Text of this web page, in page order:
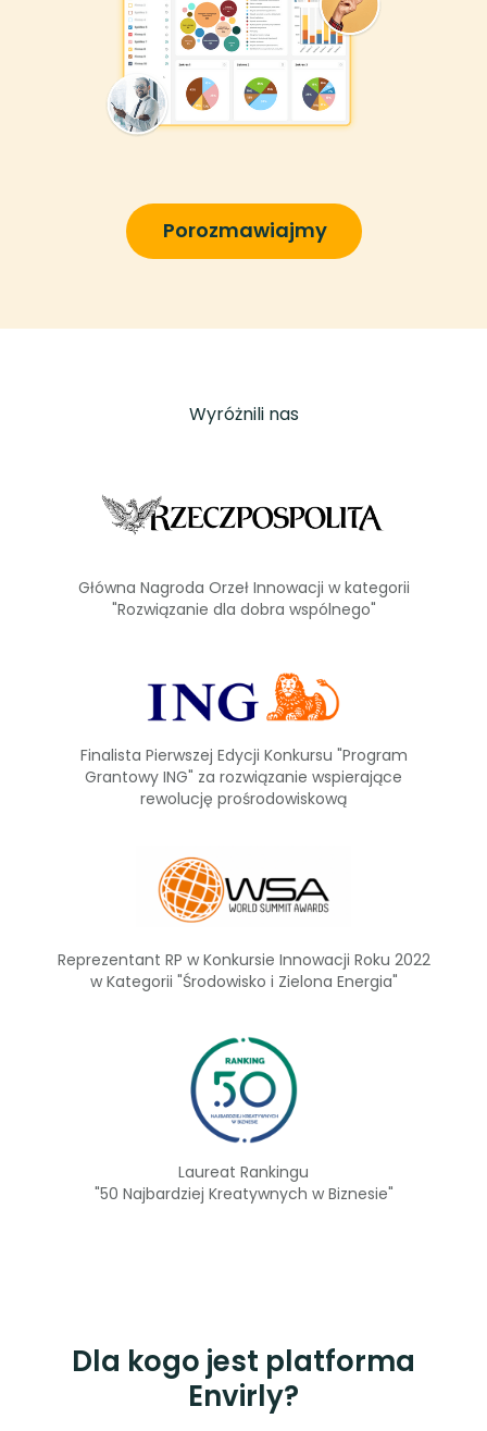
Porozmawiajmy
Wyróżnili nas
Główna Nagroda Orzeł Innowacji w kategorii
"Rozwiązanie dla dobra wspólnego"
Finalista Pierwszej Edycji Konkursu "Program
Grantowy ING" za rozwiązanie wspierające
rewolucję prośrodowiskową
Reprezentant RP w Konkursie Innowacji Roku 2022
w Kategorii "Środowisko i Zielona Energia"
Laureat Rankingu
"50 Najbardziej Kreatywnych w Biznesie"
Dla kogo jest platforma
Envirly?